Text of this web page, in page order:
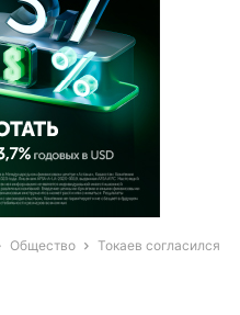
Общество
Токаев согласился